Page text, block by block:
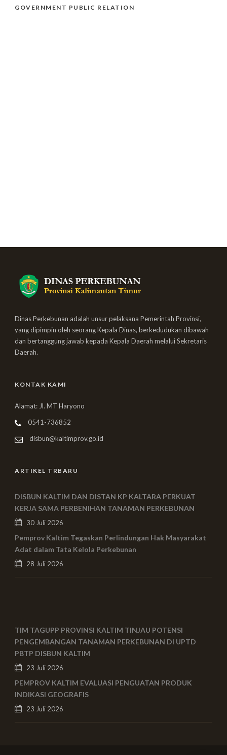
GOVERNMENT PUBLIC RELATION
Dinas Perkebunan adalah unsur pelaksana Pemerintah Provinsi,
yang dipimpin oleh seorang Kepala Dinas, berkedudukan dibawah
dan bertanggung jawab kepada Kepala Daerah melalui Sekretaris
Daerah.
KONTAK KAMI
Alamat: Jl. MT Haryono
0541-736852
disbun@kaltimprov.go.id
ARTIKEL TRBARU
DISBUN KALTIM DAN DISTAN KP KALTARA PERKUAT
KERJA SAMA PERBENIHAN TANAMAN PERKEBUNAN
30 Juli 2026
Pemprov Kaltim Tegaskan Perlindungan Hak Masyarakat
Adat dalam Tata Kelola Perkebunan
28 Juli 2026
TIM TAGUPP PROVINSI KALTIM TINJAU POTENSI
PENGEMBANGAN TANAMAN PERKEBUNAN DI UPTD
PBTP DISBUN KALTIM
23 Juli 2026
PEMPROV KALTIM EVALUASI PENGUATAN PRODUK
INDIKASI GEOGRAFIS
23 Juli 2026